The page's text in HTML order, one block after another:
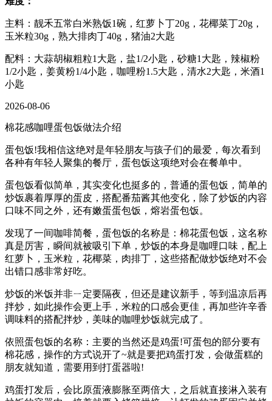
主料：靓禾五常白米熟饭1碗，红萝卜丁20g，花椰菜丁20g，
玉米粒30g，熟大排肉丁40g，猪油2大匙
配料：大蒜胡椒粗粒1大匙，盐1/2小匙，砂糖1大匙，辣椒粉
1/2小匙，姜黄粉1/4小匙，咖哩粉1.5大匙，清水2大匙，米酒1
小匙
2026-08-06
棉花感咖哩蛋包饭做法介绍
蛋包饭!我相信这绝对是年轻朋友与孩子们的最爱，每次看到
各种有年轻人聚集的餐厅，蛋包饭这项绝对会在餐单中。
蛋包饭看似简单，其实变化也挺多的，普通的蛋包饭，简单的
炒饭裹着厚厚的蛋皮，搭配番茄酱其他变化，除了炒饭的内容
口味不同之外，还有嫩蛋蛋包饭，熔岩蛋包饭。
发现了一间咖啡简餐，蛋包饭的名称是：棉花蛋包饭，这名称
真是厉害，瞬间就被吸引下单，炒饭的本身是咖哩口味，配上
红萝卜，玉米粒，花椰菜，肉排丁，这些搭配做炒饭绝对不会
出错口感非常好吃。
炒饭的米饭并非ㄧ定要隔夜，但还是建议新手，等到温凉后再
拌炒，如此操作会更上手，米粒的口感会更佳，再加些许辛香
调味料的搭配拌炒，美味的咖哩炒饭就完成了。
依照蛋包饭的名称：主要的当然还是鸡蛋!可蛋包的部分要有
棉花感，操作的方式说开了~就是要把鸡蛋打发，会做蛋糕的
朋友就知道，需要用到打蛋器啦!
鸡蛋打发后，会比原蛋液膨胀至两倍大，之后就直接淋入装有